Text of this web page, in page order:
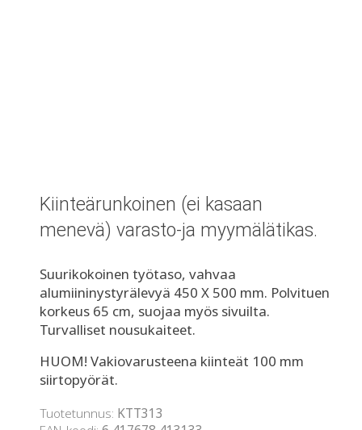
Kiinteärunkoinen (ei kasaan
menevä) varasto-ja myymälätikas.
Suurikokoinen työtaso, vahvaa
alumiininystyrälevyä 450 X 500 mm. Polvituen
korkeus 65 cm, suojaa myös sivuilta.
Turvalliset nousukaiteet.
HUOM! Vakiovarusteena kiinteät 100 mm
siirtopyörät.
Tuotetunnus: KTT313